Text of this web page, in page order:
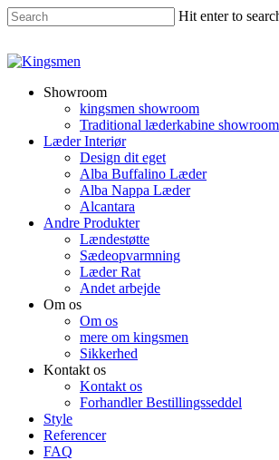
Hit enter to
Showroom
kingsmen showroom
Traditional læderkabine showroom
Læder Interiør
Design dit eget
Alba Buffalino Læder
Alba Nappa Læder
Alcantara
Andre Produkter
Lændestøtte
Sædeopvarmning
Læder Rat
Andet arbejde
Om os
Om os
mere om kingsmen
Sikkerhed
Kontakt os
Kontakt os
Forhandler Bestillingsseddel
Style
Referencer
FAQ